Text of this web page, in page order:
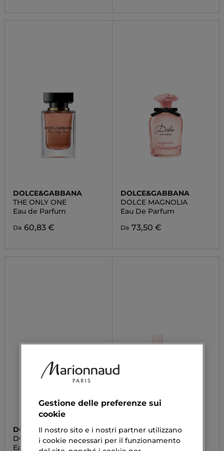
DOLCE&GABBANA
THE ONLY ONE
Eau de Parfum
Da 60,83 €
DOLCE&GABBANA
DOLCE MAGNOLIA
Eau De Parfum
Da 73,50 €
DOLCE&GABBANA
DOLCE BLUE JASMINE
Eau De Parfum
BURBERRY
BURBERRY HER
Eau De Parfum
Gestione delle preferenze sui
cookie
Il nostro sito e i nostri partner utilizzano
i cookie necessari per il funzionamento